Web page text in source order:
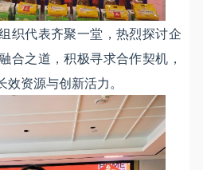
织代表齐聚一堂，热烈探讨企
合之道，积极寻求合作契机，
资源与创新活力。